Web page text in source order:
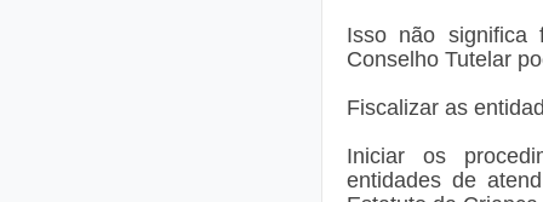
Isso não significa
Conselho Tutelar
Fiscalizar as
Iniciar os
entidades de